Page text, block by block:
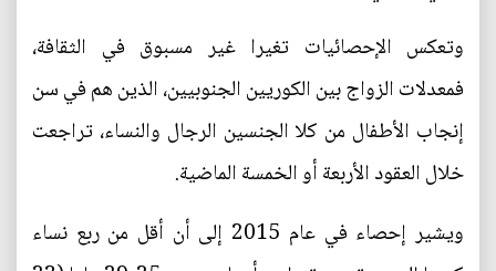
وتعكس الإحصائيات تغيرا غير مسبوق في الثقافة،
فمعدلات الزواج بين الكوريين الجنوبيين، الذين هم في سن
إنجاب الأطفال من كلا الجنسين الرجال والنساء، تراجعت
خلال العقود الأربعة أو الخمسة الماضية.
ويشير إحصاء في عام 2015 إلى أن أقل من ربع نساء